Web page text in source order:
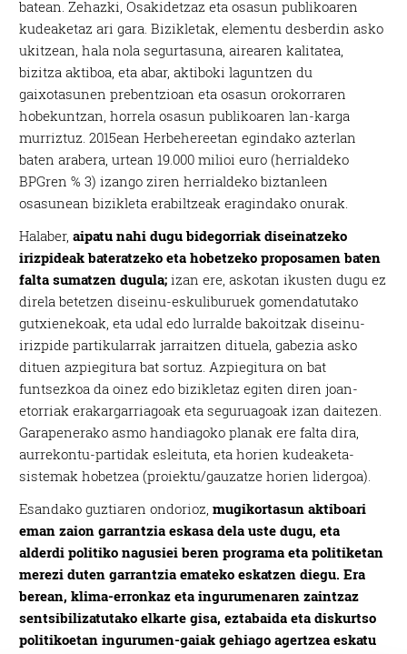
batean. Zehazki, Osakidetzaz eta osasun publikoaren
kudeaketaz ari gara. Bizikletak, elementu desberdin asko
ukitzean, hala nola segurtasuna, airearen kalitatea,
bizitza aktiboa, eta abar, aktiboki laguntzen du
gaixotasunen prebentzioan eta osasun orokorraren
hobekuntzan, horrela osasun publikoaren lan-karga
murriztuz. 2015ean Herbehereetan egindako azterlan
baten arabera, urtean 19.000 milioi euro (herrialdeko
BPGren % 3) izango ziren herrialdeko biztanleen
osasunean bizikleta erabiltzeak eragindako onurak.
Halaber,aipatu nahi dugu bidegorriak diseinatzeko
irizpideak bateratzeko eta hobetzeko proposamen baten
falta sumatzen dugula; izan ere, askotan ikusten dugu ez
direla betetzen diseinu-eskuliburuek gomendatutako
gutxienekoak, eta udal edo lurralde bakoitzak diseinu-
irizpide partikularrak jarraitzen dituela, gabezia asko
dituen azpiegitura bat sortuz. Azpiegitura on bat
funtsezkoa da oinez edo bizikletaz egiten diren joan-
etorriak erakargarriagoak eta seguruagoak izan daitezen.
Garapenerako asmo handiagoko planak ere falta dira,
aurrekontu-partidak esleituta, eta horien kudeaketa-
sistemak hobetzea (proiektu/gauzatze horien lidergoa).
Esandako guztiaren ondorioz,mugikortasun aktiboari
eman zaion garrantzia eskasa dela uste dugu, eta
alderdi politiko nagusiei beren programa eta politiketan
merezi duten garrantzia emateko eskatzen diegu. Era
berean, klima-erronkaz eta ingurumenaren zaintzaz
sentsibilizatutako elkarte gisa, eztabaida eta diskurtso
politikoetan ingurumen-gaiak gehiago agertzea eskatu